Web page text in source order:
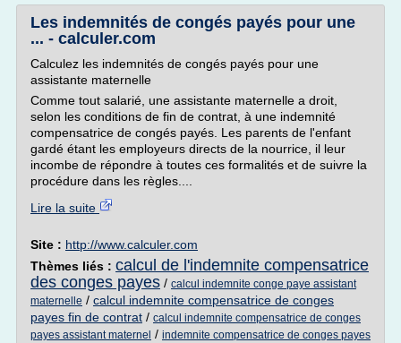
Les indemnités de congés payés pour une
... - calculer.com
Calculez les indemnités de congés payés pour une
assistante maternelle
Comme tout salarié, une assistante maternelle a droit,
selon les conditions de fin de contrat, à une indemnité
compensatrice de congés payés. Les parents de l'enfant
gardé étant les employeurs directs de la nourrice, il leur
incombe de répondre à toutes ces formalités et de suivre la
procédure dans les règles....
Lire la suite
Site : http://www.calculer.com
Thèmes liés : calcul de l'indemnite compensatrice
des conges payes / calcul indemnite conge paye assistant
maternelle / calcul indemnite compensatrice de conges
payes fin de contrat / calcul indemnite compensatrice de conges
payes assistant maternel / indemnite compensatrice de conges payes